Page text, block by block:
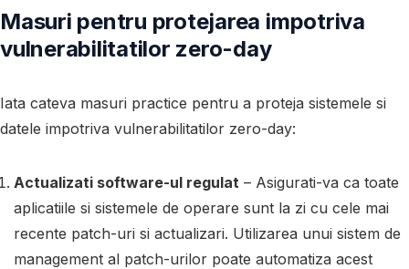
Masuri pentru protejarea impotriva
vulnerabilitatilor zero-day
Iata cateva masuri practice pentru a proteja sistemele si
datele impotriva vulnerabilitatilor zero-day:
Actualizati software-ul regulat – Asigurati-va ca toate
aplicatiile si sistemele de operare sunt la zi cu cele mai
recente patch-uri si actualizari. Utilizarea unui sistem de
management al patch-urilor poate automatiza acest